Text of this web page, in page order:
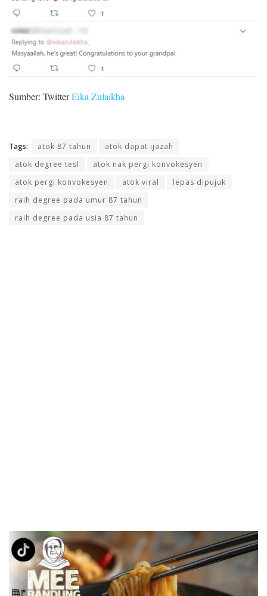
Sumber: TwitterEika Zulaikha
Tags: atok 87 tahun
atok dapat ijazah
atok degree tesl
atok nak pergi konvokesyen
atok pergi konvokesyen
atok viral
lepas dipujuk
raih degree pada umur 87 tahun
raih degree pada usia 87 tahun